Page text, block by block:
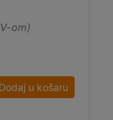
om)
Dodaj u košaru